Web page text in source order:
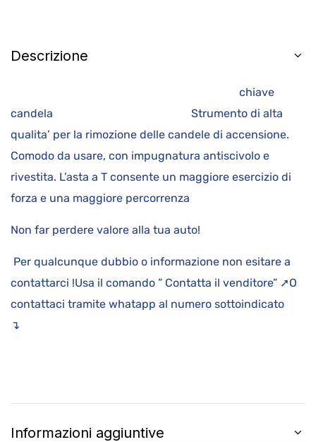
Descrizione
chiave
candela Strumento di alta
qualita’ per la rimozione delle candele di accensione.
Comodo da usare, con impugnatura antiscivolo e
rivestita. L’asta a T consente un maggiore esercizio di
forza e una maggiore percorrenza
Non far perdere valore alla tua auto!
Per qualcunque dubbio o informazione non esitare a
contattarci !Usa il comando ” Contatta il venditore” ➚O
contattaci tramite whatapp al numero sottoindicato
↴
Informazioni aggiuntive